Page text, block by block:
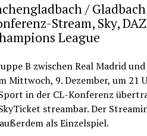
/
Stream, Sky,
League
B zwischen Real Madrid und
Mittwoch, 9. Dezember, um 21
in der CL-Konferenz
streambar. Der
als Einzelspiel.